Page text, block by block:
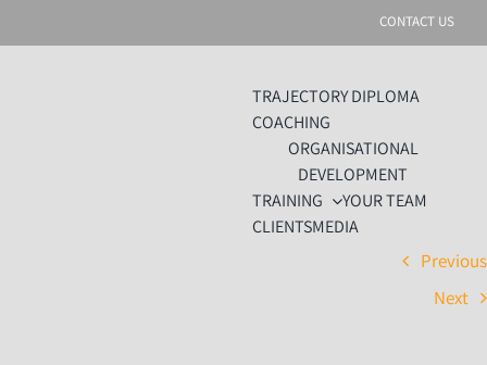
CONTACT US
TRAJECTORY DIPLOMA
COACHING
ORGANISATIONAL
DEVELOPMENT
TRAINING
YOUR TEAM
CLIENTSMEDIA
Previous
Next